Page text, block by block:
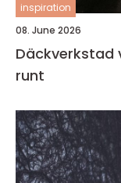
inspiration
08. June 2026
Däckverkstad
runt